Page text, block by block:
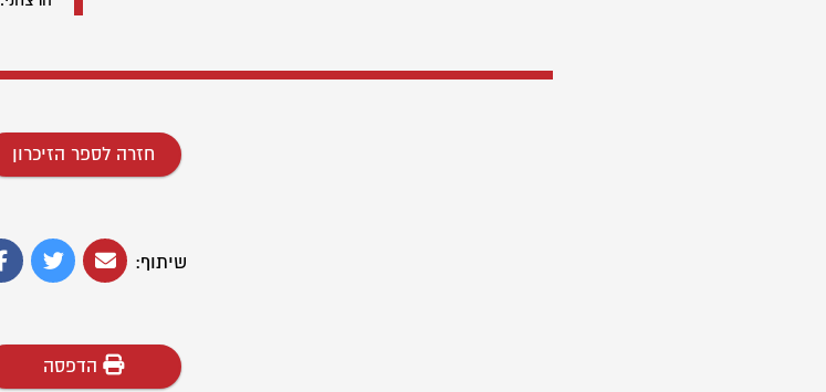
חזרה לספר הזיכרון
שיתוף:
הדפסה